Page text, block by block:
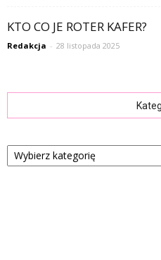
KTO CO JE ROTER KAFER?
Redakcja - 28 listopada 2025
Kategorie